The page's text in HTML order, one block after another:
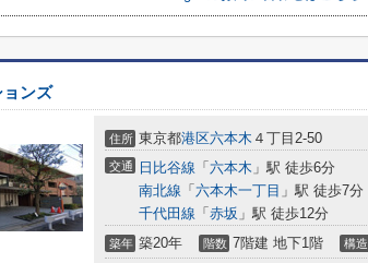
ンズ
住所 東京都港区六本木 ４丁目2-50
交通 日比谷線 「 六本木 」駅 徒歩6分
南北線 「 六本木一丁目 」駅 徒歩7分
千代田線 「 赤坂 」駅 徒歩12分
築年 築20年 階数 7階建 地下1階 構造